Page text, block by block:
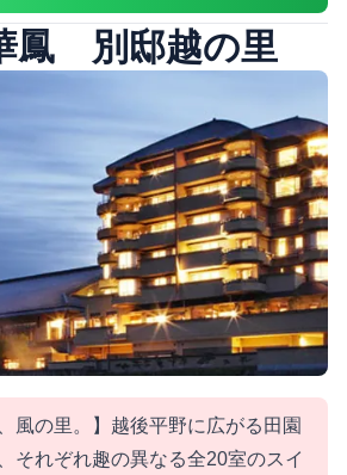
鳳 別邸越の里
風の里。】越後平野に広がる田園
それぞれ趣の異なる全20室のスイ